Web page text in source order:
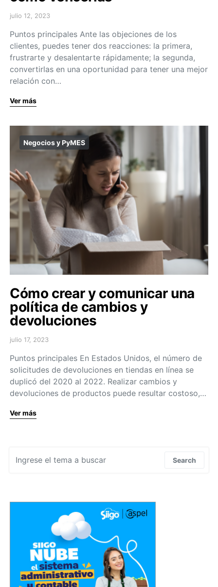
julio 12, 2023
Puntos principales Ante las objeciones de los
clientes, puedes tener dos reacciones: la primera,
frustrarte y desalentarte rápidamente; la segunda,
convertirlas en una oportunidad para tener una mejor
relación con…
Ver más
Negocios y PyMES
Cómo crear y comunicar una
política de cambios y
devoluciones
julio 17, 2023
Puntos principales En Estados Unidos, el número de
solicitudes de devoluciones en tiendas en línea se
duplicó del 2020 al 2022. Realizar cambios y
devoluciones de productos puede resultar costoso,…
Ver más
Search